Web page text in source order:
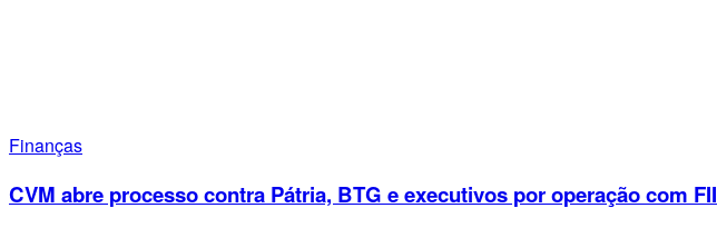
Finanças
CVM abre processo contra Pátria, BTG e executivos por operação com FII